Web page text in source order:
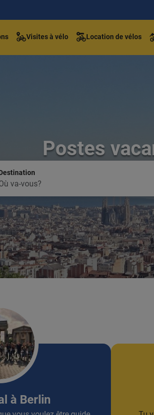
Visites à vélo Location de vélos
Postes
à Berlin